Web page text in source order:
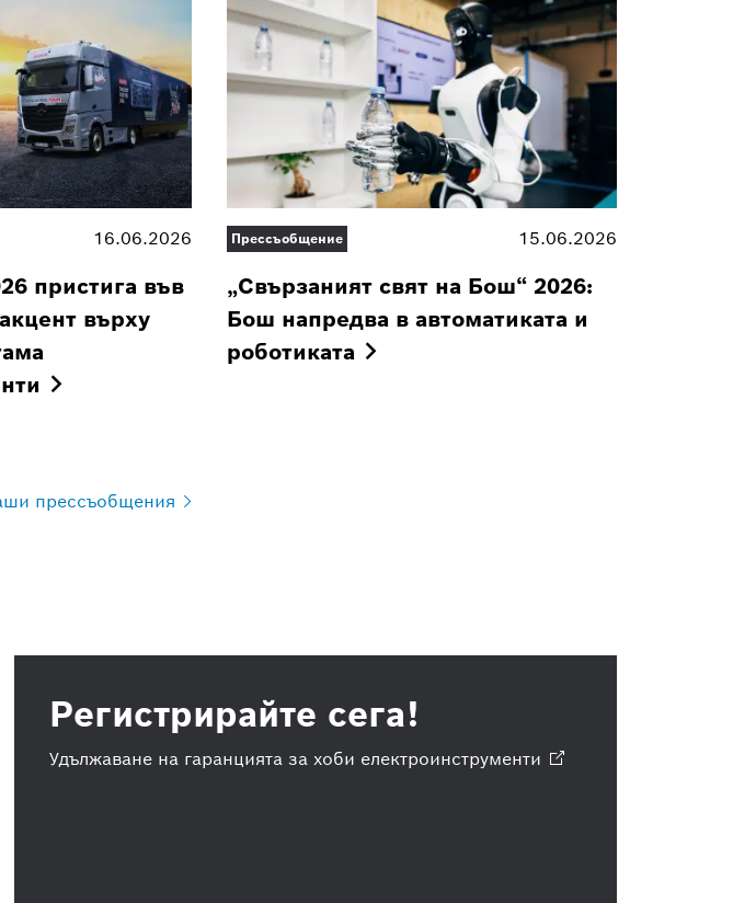
16.06.2026
пристига във
върху
Прессъобщение 15.06.2026
„Свързаният свят на Бош“ 2026:
Бош напредва в автоматиката и
роботиката
прессъобщения
Регистрирайте сега!
Удължаване на гаранцията за хоби електроинструменти